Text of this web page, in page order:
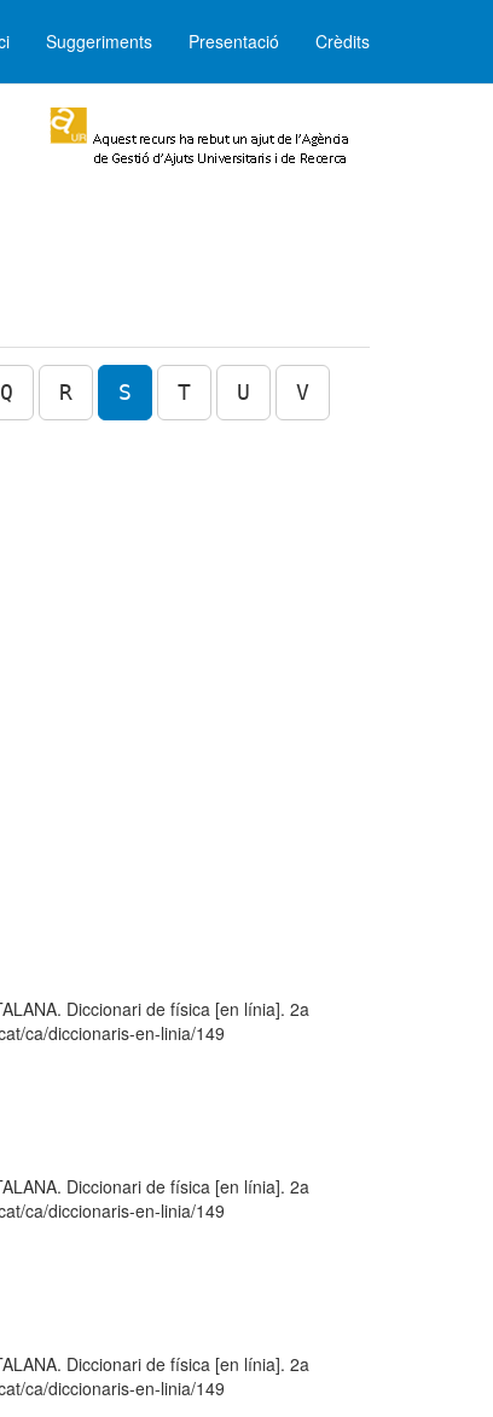
Suggeriments Presentació Crèdits
Q R S T U V
Diccionari de física [en línia]. 2a
ca/diccionaris-en-linia/149
Diccionari de física [en línia]. 2a
ca/diccionaris-en-linia/149
Diccionari de física [en línia]. 2a
ca/diccionaris-en-linia/149